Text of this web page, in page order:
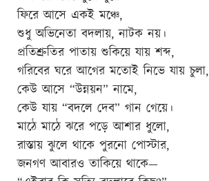
ফিরে আসে একই মঞ্চে,
শুধু অভিনেতা বদলায়, নাটক নয়।
প্রতিশ্রুতির পাতায় শুকিয়ে যায় শব্দ,
গরিবের ঘরে আগের মতোই নিভে যায় চুলা,
কেউ আসে “উন্নয়ন” নামে,
কেউ যায় “বদলে দেব” গান গেয়ে।
মাঠে মাঠে ঝরে পড়ে আশার ধুলো,
রাস্তায় ঝুলে থাকে পুরনো পোস্টার,
জনগণ আবারও তাকিয়ে থাকে—